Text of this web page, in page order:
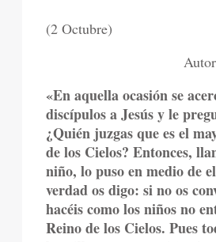
(2 Octubre)
«En aquella ocasión se
discípulos a Jesús y le
¿Quién juzgas que es el
de los Cielos? Entonces,
niño, lo puso en medio de
verdad os digo: si no os
hacéis como los niños no
Reino de los Cielos. Pues